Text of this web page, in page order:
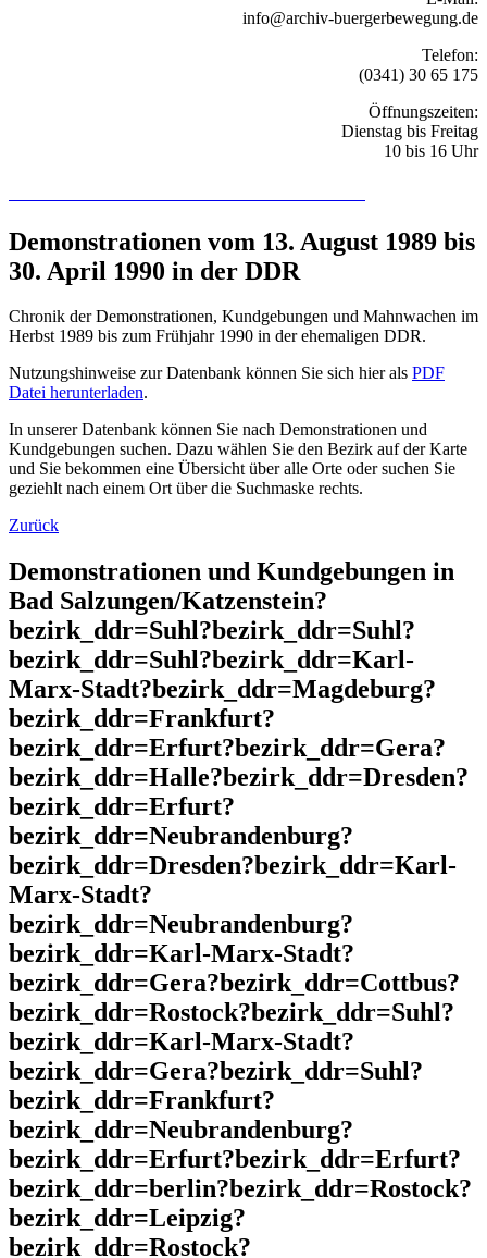
info@archiv-buergerbewegung.de
Telefon:
(0341) 30 65 175
Öffnungszeiten:
Dienstag bis Freitag
10 bis 16 Uhr
Demonstrationen vom 13. August 1989 bis
30. April 1990 in der DDR
Chronik der Demonstrationen, Kundgebungen und Mahnwachen im
Herbst 1989 bis zum Frühjahr 1990 in der ehemaligen DDR.
Nutzungshinweise zur Datenbank können Sie sich hier als PDF
Datei herunterladen.
In unserer Datenbank können Sie nach Demonstrationen und
Kundgebungen suchen. Dazu wählen Sie den Bezirk auf der Karte
und Sie bekommen eine Übersicht über alle Orte oder suchen Sie
geziehlt nach einem Ort über die Suchmaske rechts.
Zurück
Demonstrationen und Kundgebungen in
Bad Salzungen/Katzenstein?
bezirk_ddr=Suhl?bezirk_ddr=Suhl?
bezirk_ddr=Suhl?bezirk_ddr=Karl-
Marx-Stadt?bezirk_ddr=Magdeburg?
bezirk_ddr=Frankfurt?
bezirk_ddr=Erfurt?bezirk_ddr=Gera?
bezirk_ddr=Halle?bezirk_ddr=Dresden?
bezirk_ddr=Erfurt?
bezirk_ddr=Neubrandenburg?
bezirk_ddr=Dresden?bezirk_ddr=Karl-
Marx-Stadt?
bezirk_ddr=Neubrandenburg?
bezirk_ddr=Karl-Marx-Stadt?
bezirk_ddr=Gera?bezirk_ddr=Cottbus?
bezirk_ddr=Rostock?bezirk_ddr=Suhl?
bezirk_ddr=Karl-Marx-Stadt?
bezirk_ddr=Gera?bezirk_ddr=Suhl?
bezirk_ddr=Frankfurt?
bezirk_ddr=Neubrandenburg?
bezirk_ddr=Erfurt?bezirk_ddr=Erfurt?
bezirk_ddr=berlin?bezirk_ddr=Rostock?
bezirk_ddr=Leipzig?
bezirk_ddr=Rostock?